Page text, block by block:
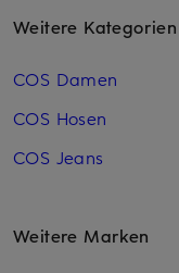
Weitere Kategorien
COS Damen
COS Hosen
COS Jeans
Weitere Marken